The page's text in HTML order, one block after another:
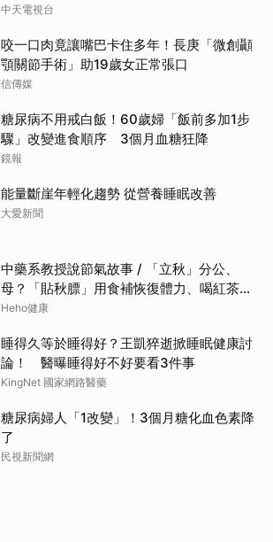
中天電視台
咬一口肉竟讓嘴巴卡住多年！長庚「微創顳
顎關節手術」助19歲女正常張口
信傳媒
糖尿病不用戒白飯！60歲婦「飯前多加1步
驟」改變進食順序 3個月血糖狂降
鏡報
能量斷崖年輕化趨勢 從營養睡眠改善
大愛新聞
中藥系教授說節氣故事 / 「立秋」分公、
母？「貼秋膘」用食補恢復體力、喝紅茶可
潤燥
Heho健康
睡得久等於睡得好？王凱猝逝掀睡眠健康討
論！ 醫曝睡得好不好要看3件事
KingNet 國家網路醫藥
糖尿病婦人「1改變」！3個月糖化血色素降
了
民視新聞網